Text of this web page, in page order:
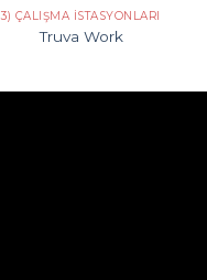
3) ÇALIŞMA İSTASYONLARI
Truva Work